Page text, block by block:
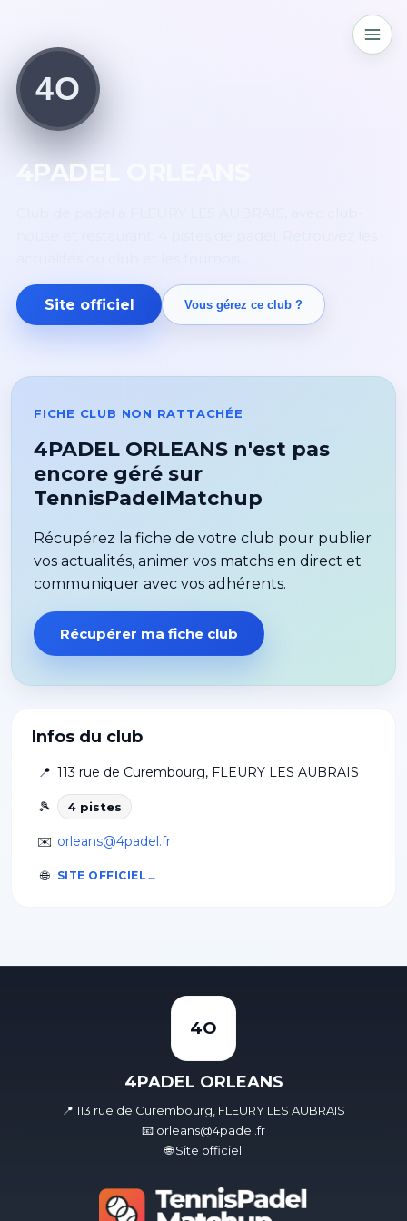
4O
4PADEL ORLEANS
Site officiel Vous gérez ce club ?
Infos du club
📍 113 rue de Curembourg, FLEURY LES AUBRAIS
🎾 4 pistes
✉️ orleans@4padel.fr
🌐 SITE OFFICIEL
FICHE CLUB NON RATTACHÉE
4PADEL ORLEANS n'est pas
encore géré sur
TennisPadelMatchup
Récupérez la fiche de votre club pour publier
vos actualités, animer vos matchs en direct et
communiquer avec vos adhérents.
Récupérer ma fiche club
4O
4PADEL ORLEANS
📍 113 rue de Curembourg, FLEURY LES AUBRAIS
📧 orleans@4padel.fr
🌐 Site officiel